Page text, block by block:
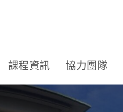
課程資訊 協力團隊